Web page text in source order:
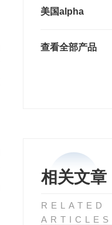
美国alpha
查看全部产品
相关文章
RELATED
ARTICLES